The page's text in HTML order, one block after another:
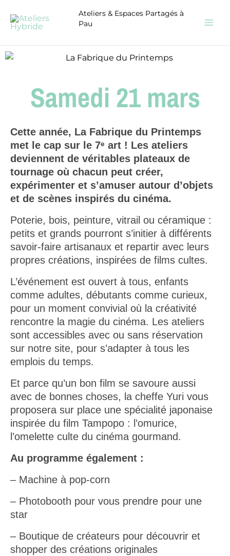
contenu
Ateliers & Espaces Partagés à
Pau
Samedi 21 mars
Cette année, La Fabrique du Printemps
met le cap sur le 7ᵉ art ! Les ateliers
deviennent de véritables plateaux de
tournage où chacun peut créer,
expérimenter et s’amuser autour d’objets
et de scènes inspirés du cinéma.
Poterie, bois, peinture, vitrail ou céramique :
petits et grands pourront s’initier à différents
savoir-faire artisanaux et repartir avec leurs
propres créations, inspirées de films cultes.
L’événement est ouvert à tous, enfants
comme adultes, débutants comme curieux,
pour un moment convivial où la créativité
rencontre la magie du cinéma. Les ateliers
sont accessibles avec ou sans réservation
sur notre site, pour s’adapter à tous les
emplois du temps.
Et parce qu’un bon film se savoure aussi
avec de bonnes choses, la cheffe Yuri vous
proposera sur place une spécialité japonaise
inspirée du film Tampopo : l’omurice,
l’omelette culte du cinéma gourmand.
Au programme également :
– Machine à pop-corn
– Photobooth pour vous prendre pour une
star
– Boutique de créateurs pour découvrir et
shopper des créations originales